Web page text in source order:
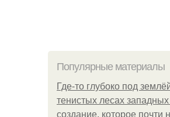
Популярные материалы
Где-то глубоко под
тенистых лесах западных
создание, которое почти